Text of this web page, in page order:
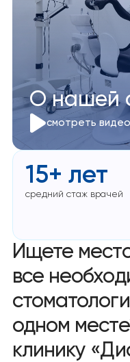
О нашей
смотреть видео
15+ лет
средний стаж врачей
Ищете
все
одном
клинику